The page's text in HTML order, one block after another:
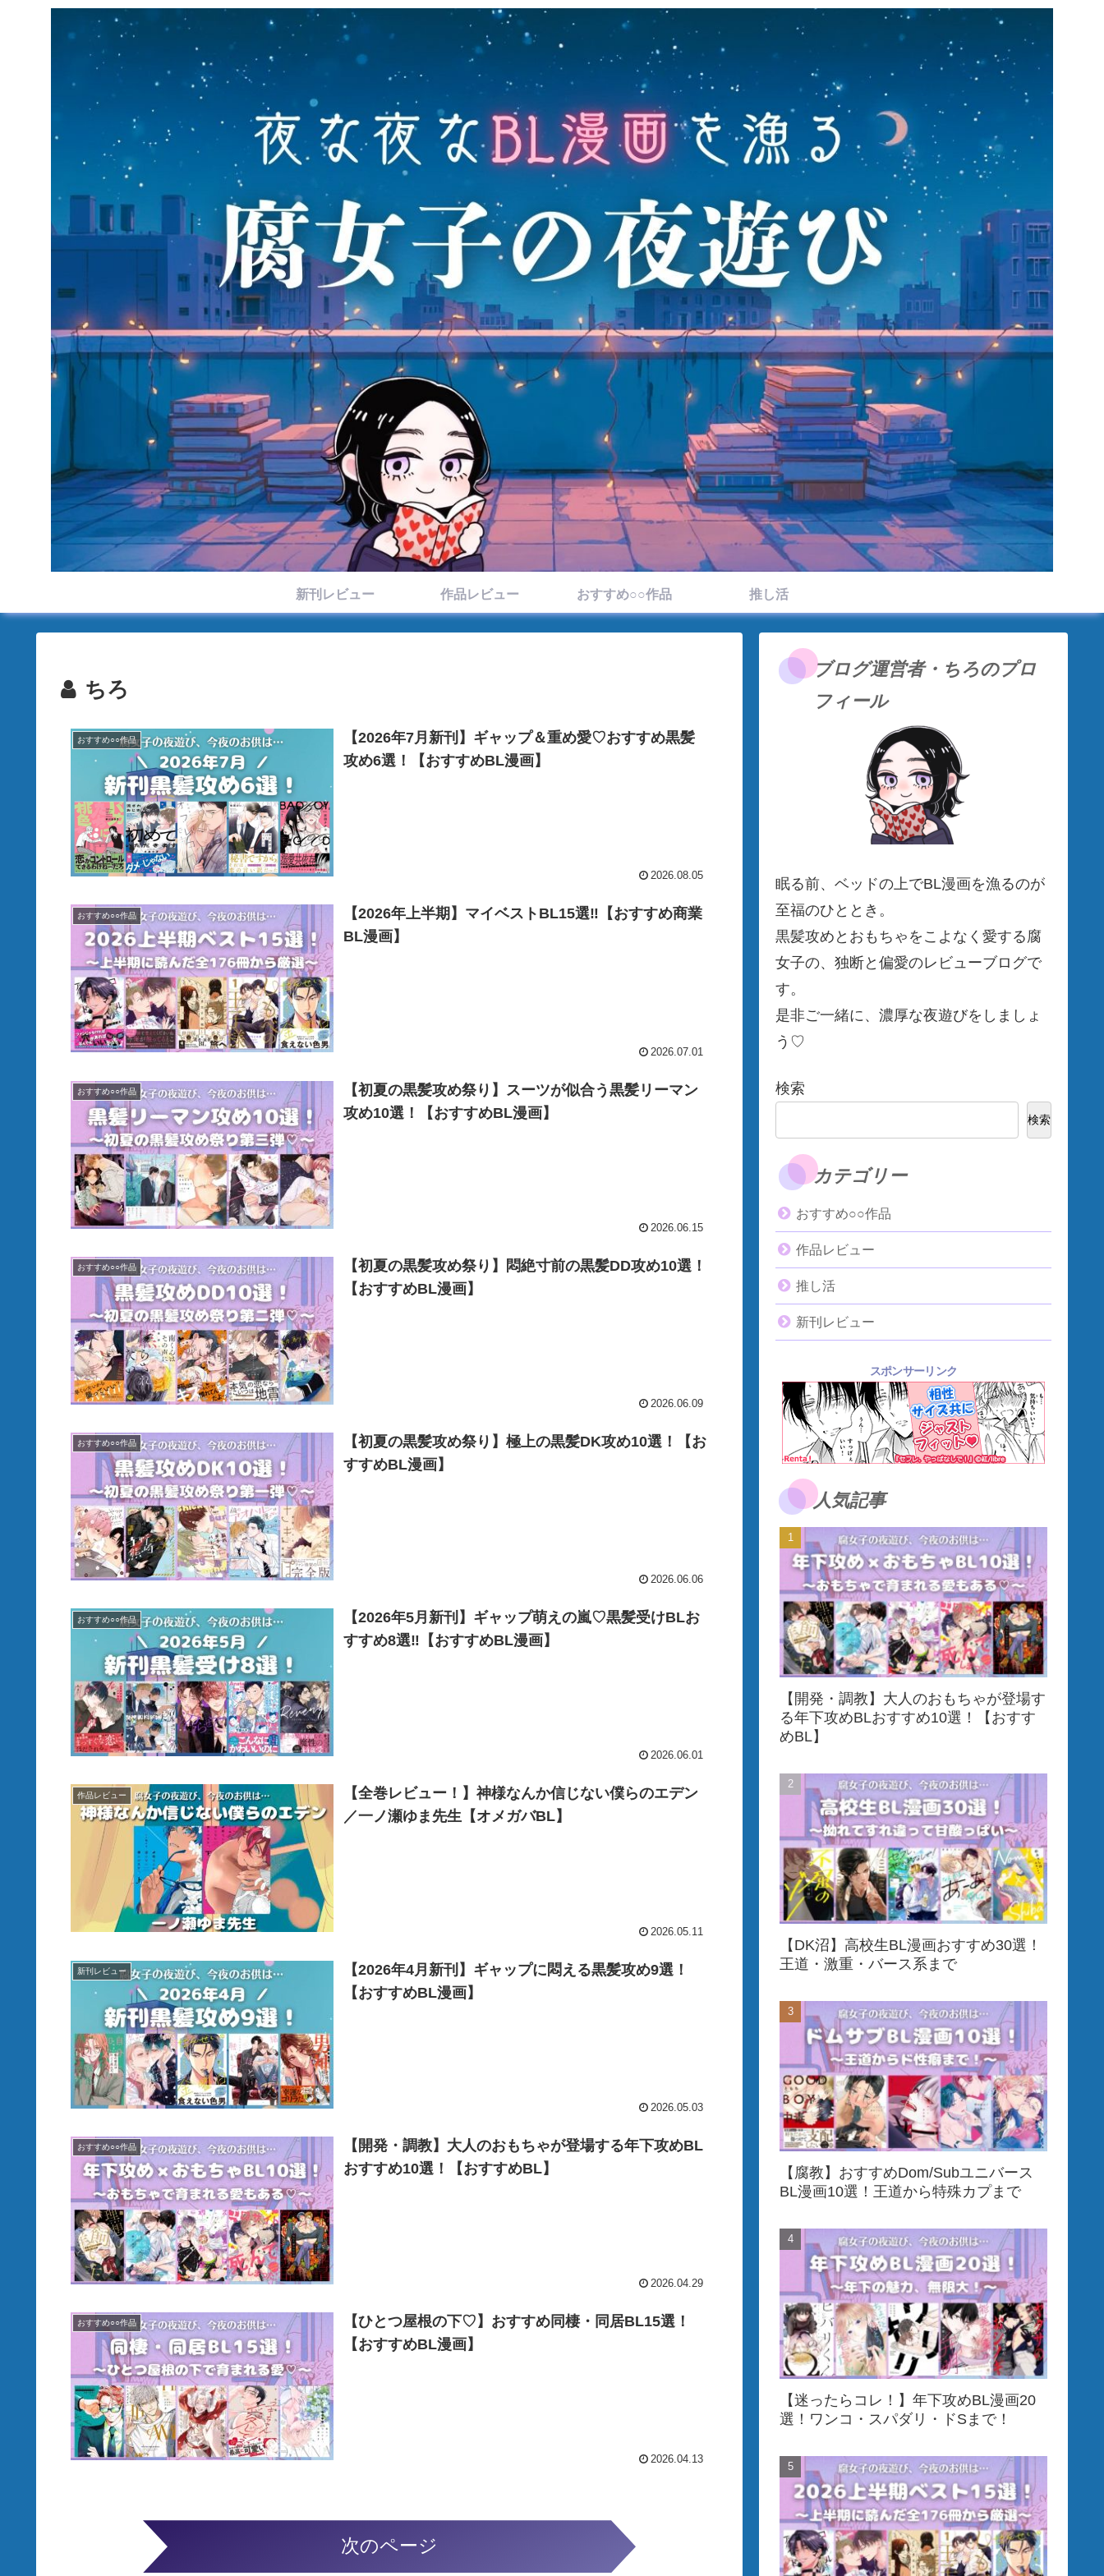
新刊レビュー 作品レビュー おすすめ○○作品 推し活
ちろ
おすすめ○○作品
【2026年7月新刊】ギャップ＆重め愛♡おすすめ黒髪
攻め6選！【おすすめBL漫画】
2026.08.05
おすすめ○○作品
【2026年上半期】マイベストBL15選‼【おすすめ商業
BL漫画】
2026.07.01
おすすめ○○作品
【初夏の黒髪攻め祭り】スーツが似合う黒髪リーマン
攻め10選！【おすすめBL漫画】
2026.06.15
おすすめ○○作品
【初夏の黒髪攻め祭り】悶絶寸前の黒髪DD攻め10選！
【おすすめBL漫画】
2026.06.09
おすすめ○○作品
【初夏の黒髪攻め祭り】極上の黒髪DK攻め10選！【お
すすめBL漫画】
2026.06.06
おすすめ○○作品
【2026年5月新刊】ギャップ萌えの嵐♡黒髪受けBLお
すすめ8選‼【おすすめBL漫画】
2026.06.01
作品レビュー
【全巻レビュー！】神様なんか信じない僕らのエデン
／一ノ瀬ゆま先生【オメガバBL】
2026.05.11
新刊レビュー
【2026年4月新刊】ギャップに悶える黒髪攻め9選！
【おすすめBL漫画】
2026.05.03
おすすめ○○作品
【開発・調教】大人のおもちゃが登場する年下攻めBL
おすすめ10選！【おすすめBL】
2026.04.29
おすすめ○○作品
【ひとつ屋根の下♡】おすすめ同棲・同居BL15選！
【おすすめBL漫画】
2026.04.13
次のページ
ブログ運営者・ちろのプロ
フィール
眠る前、ベッドの上でBL漫画を漁るのが
至福のひととき。
黒髪攻めとおもちゃをこよなく愛する腐
女子の、独断と偏愛のレビューブログで
す。
是非ご一緒に、濃厚な夜遊びをしましょ
う♡
検索
検索
カテゴリー
おすすめ○○作品
作品レビュー
推し活
新刊レビュー
スポンサーリンク
人気記事
【開発・調教】大人のおもちゃが登場す
る年下攻めBLおすすめ10選！【おすす
めBL】
【DK沼】高校生BL漫画おすすめ30選！
王道・激重・バース系まで
【腐教】おすすめDom/Subユニバース
BL漫画10選！王道から特殊カプまで
【迷ったらコレ！】年下攻めBL漫画20
選！ワンコ・スパダリ・ドSまで！